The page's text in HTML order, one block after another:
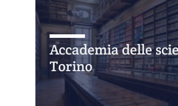
Accademia delle
Torino